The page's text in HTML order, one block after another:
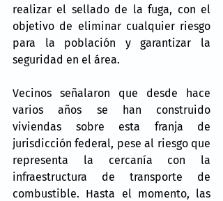
realizar el sellado de la fuga, con el
objetivo de eliminar cualquier riesgo
para la población y garantizar la
seguridad en el área.
Vecinos señalaron que desde hace
varios años se han construido
viviendas sobre esta franja de
jurisdicción federal, pese al riesgo que
representa la cercanía con la
infraestructura de transporte de
combustible. Hasta el momento, las